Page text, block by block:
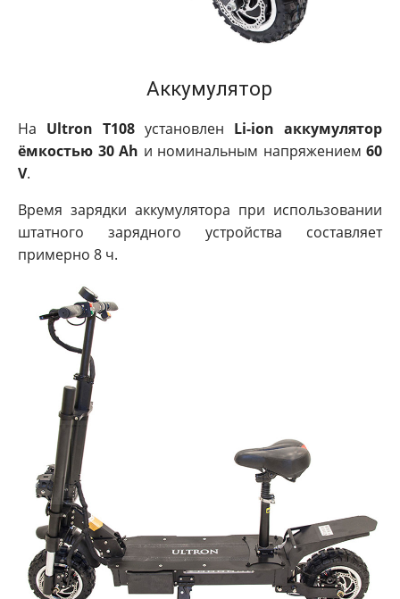
Аккумулятор
На Ultron T108 установлен Li-ion аккумулятор
ёмкостью 30 Ah и номинальным напряжением 60
V.
Время зарядки аккумулятора при использовании
штатного зарядного устройства составляет
примерно 8 ч.